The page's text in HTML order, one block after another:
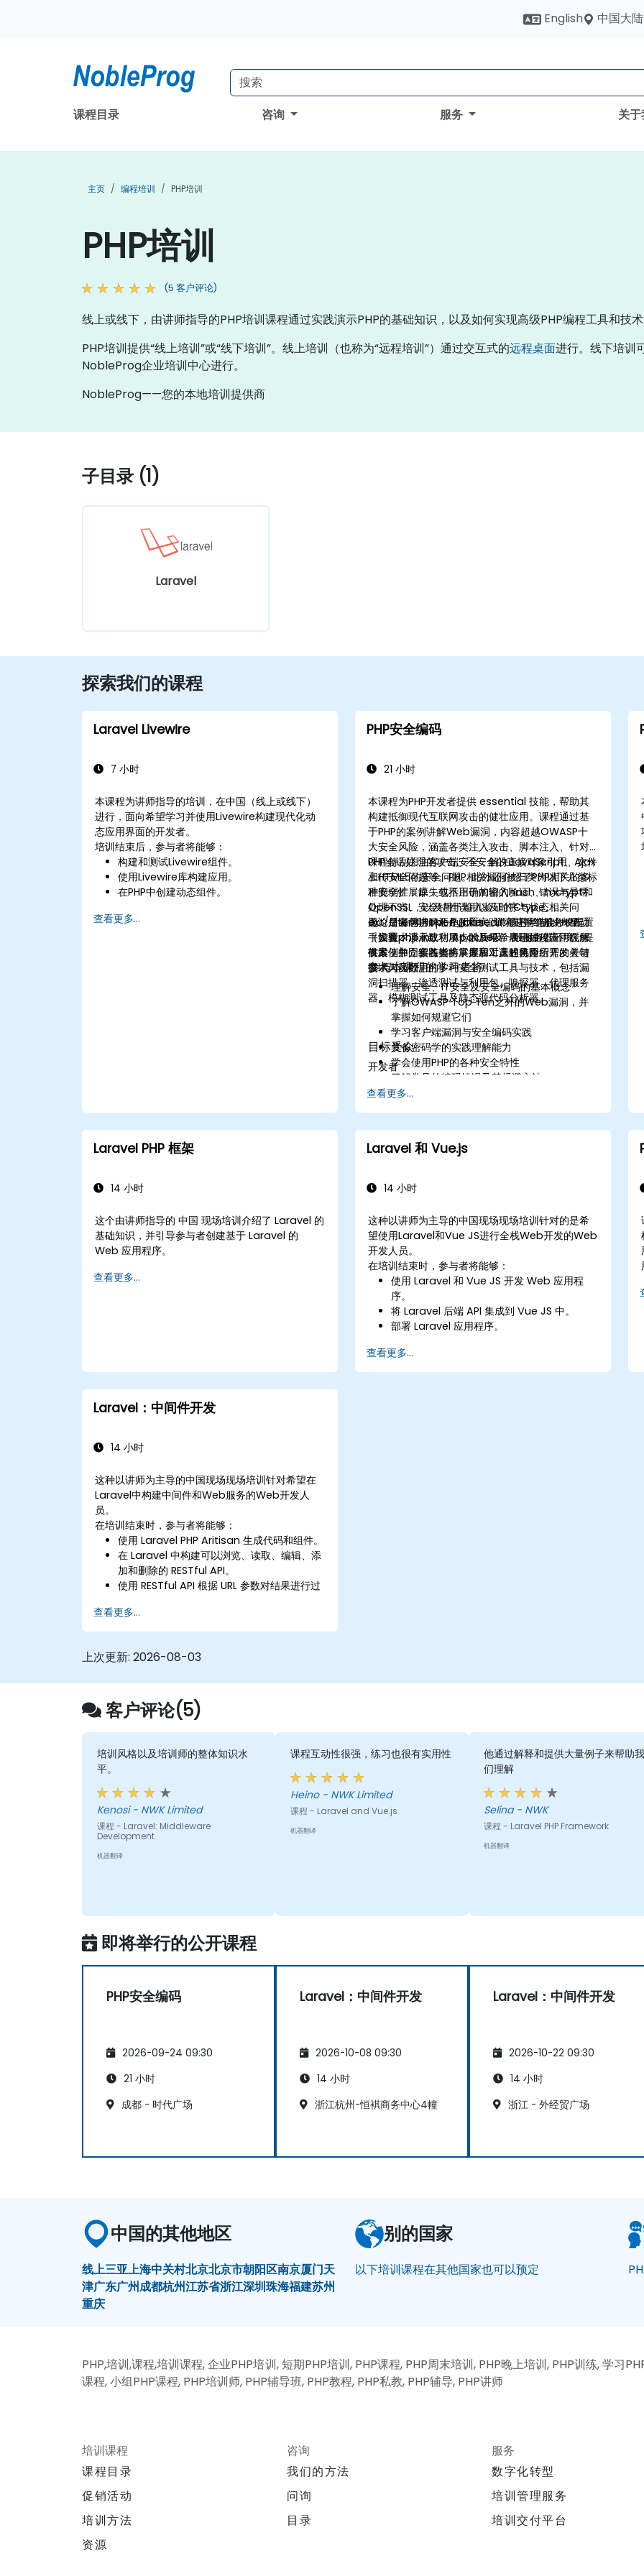
English 中国大陆
课程目录 咨询 服务 关于
主页 编程培训 PHP培训
PHP培训
(5 客户评论)
线上或线下，由讲师指导的PHP培训课程通过实践演示PHP的基础知识，以及如何实现高级PHP编程工具和技术
PHP培训提供“线上培训”或“线下培训”。线上培训（也称为“远程培训”）通过交互式的远程桌面进行。线下培训
NobleProg企业培训中心进行。
NobleProg——您的本地培训提供商
子目录 (1)
Laravel
探索我们的课程
Laravel Livewire
7 小时
本课程为讲师指导的培训，在中国（线上或线下）
进行，面向希望学习并使用Livewire构建现代化动
态应用界面的开发者。
培训结束后，参与者将能够：
构建和测试Livewire组件。
使用Livewire库构建应用。
在PHP中创建动态组件。
查看更多...
PHP安全编码
21 小时
本课程为PHP开发者提供 essential 技能，帮助其
构建抵御现代互联网攻击的健壮应用。课程通过基
于PHP的案例讲解Web漏洞，内容超越OWASP十
大安全风险，涵盖各类注入攻击、脚本注入、针对
PHP会话处理的攻击、不安全的直接对象引用、文件
上传安全问题等。PHP相关漏洞被归类为以下几类标
准脆弱性：缺失或不正确的输入验证、错误与异常
处理不当、安全特性误用以及时序与状态相关问
题。后者包括open_basedir绕过拒绝服务攻击
（如魔术浮点数利用）以及哈希表碰撞攻击。在所
有案例中，参与者将掌握应对上述风险所需的关键
技术与函数。
课程特别关注客户端安全，解决JavaScript、Ajax
和HTML5的安全问题。此外还介绍了PHP相关的多
种安全扩展库，包括用于加密的hash、mcrypt和
OpenSSL，以及用于输入验证的Ctype、
ext/filter和HTML Purifier。课程还将结合PHP配置
（设置php.ini）、Apache及一般服务器环境，提
供最佳加固实践指南。最后，课程将介绍开发者与
测试人员可用的多种安全测试工具与技术，包括漏
洞扫描器、渗透测试与利用包、嗅探器、代理服务
器、模糊测试工具及静态源代码分析器。
无论是漏洞讲解还是配置实践，课程均辅以大量动
手实验，演示成功攻击的后果，展示如何应用缓解
技术，并介绍各类扩展库和工具的使用。
参与本课程的学习者将
理解安全、IT安全及安全编码的基本概念
了解OWASP Top Ten之外的Web漏洞，并
掌握如何规避它们
学习客户端漏洞与安全编码实践
具备密码学的实践理解能力
学会使用PHP的各种安全特性
了解常见的编码错误及其规避方法
获知PHP框架近期的安全漏洞信息
目标受众
开发者
查看更多...
Laravel PHP 框架
14 小时
这个由讲师指导的 中国 现场培训介绍了 Laravel 的
基础知识，并引导参与者创建基于 Laravel 的
Web 应用程序。
查看更多...
Laravel 和 Vue.js
14 小时
这种以讲师为主导的中国现场现场培训针对的是希
望使用Laravel和Vue JS进行全栈Web开发的Web
开发人员。
在培训结束时，参与者将能够：
使用 Laravel 和 Vue JS 开发 Web 应用程
序。
将 Laravel 后端 API 集成到 Vue JS 中。
部署 Laravel 应用程序。
查看更多...
Laravel：中间件开发
14 小时
这种以讲师为主导的中国现场现场培训针对希望在
Laravel中构建中间件和Web服务的Web开发人
员。
在培训结束时，参与者将能够：
使用 Laravel PHP Aritisan 生成代码和组件。
在 Laravel 中构建可以浏览、读取、编辑、添
加和删除的 RESTful API。
使用 RESTful API 根据 URL 参数对结果进行过
查看更多...
上次更新: 2026-08-03
客户评论(5)
培训风格以及培训师的整体知识水
平。
Kenosi - NWK Limited
课程 - Laravel: Middleware
Development
机器翻译
课程互动性很强，练习也很有实用性
Heino - NWK Limited
课程 - Laravel and Vue.js
机器翻译
他通过解释和提供大量例子来帮助我
们理解
Selina - NWK
课程 - Laravel PHP Framework
机器翻译
即将举行的公开课程
PHP安全编码
2026-09-24 09:30
21 小时
成都 - 时代广场
Laravel：中间件开发
2026-10-08 09:30
14 小时
浙江杭州-恒褀商务中心4幢
Laravel：中间件开发
2026-10-22 09:30
14 小时
浙江 - 外经贸广场
中国的其他地区
线上三亚上海中关村北京北京市朝阳区南京厦门天
津广东广州成都杭州江苏省浙江深圳珠海福建苏州
重庆
别的国家
以下培训课程在其他国家也可以预定
PHP,培训,课程,培训课程, 企业PHP培训, 短期PHP培训, PHP课程, PHP周末培训, PHP晚上培训, PHP训练, 学习
课程, 小组PHP课程, PHP培训师, PHP辅导班, PHP教程, PHP私教, PHP辅导, PHP讲师
培训课程
课程目录
促销活动
培训方法
资源
咨询
我们的方法
问询
目录
服务
数字化转型
培训管理服务
培训交付平台